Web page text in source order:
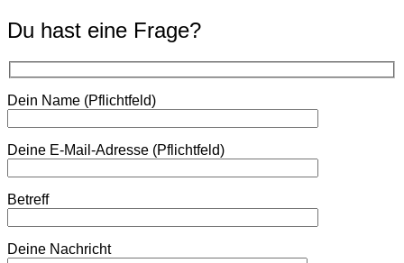
Du hast eine Frage?
Dein Name (Pflichtfeld)
Deine E-Mail-Adresse (Pflichtfeld)
Betreff
Deine Nachricht